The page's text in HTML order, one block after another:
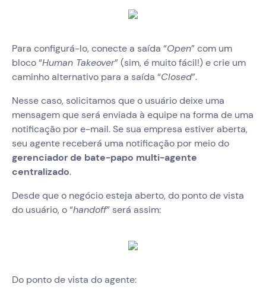
Para configurá-lo, conecte a saída “Open” com um
bloco “Human Takeover” (sim, é muito fácil!) e crie um
caminho alternativo para a saída “Closed”.
Nesse caso, solicitamos que o usuário deixe uma
mensagem que será enviada à equipe na forma de uma
notificação por e-mail. Se sua empresa estiver aberta,
seu agente receberá uma notificação por meio do
gerenciador de bate-papo multi-agente
centralizado.
Desde que o negócio esteja aberto, do ponto de vista
do usuário, o “handoff” será assim:
Do ponto de vista do agente: